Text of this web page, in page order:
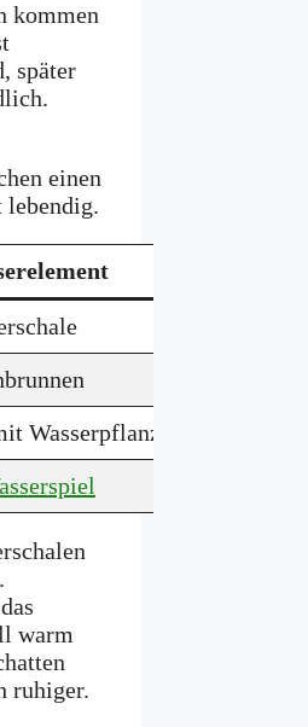
kommen
später
einen
lebendig.
Wasserpflanzen
warm
ruhiger.